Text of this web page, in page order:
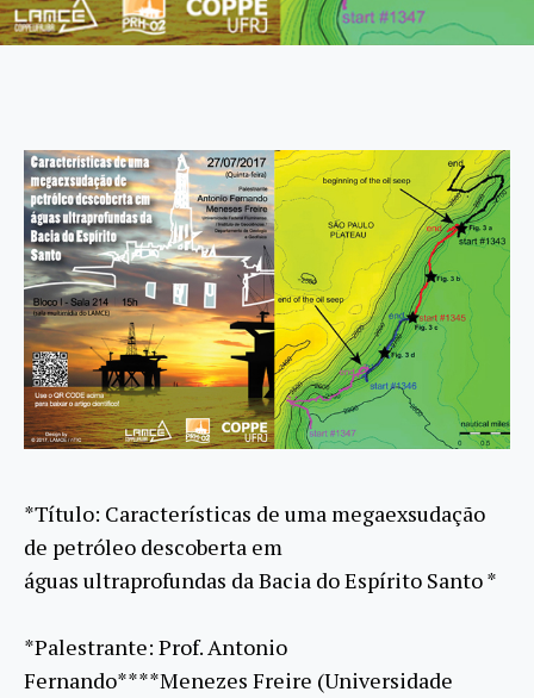
*Título: Características de uma megaexsudação
de petróleo descoberta em
águas ultraprofundas da Bacia do Espírito Santo *
*Palestrante: Prof. Antonio
Fernando****Menezes Freire (Universidade